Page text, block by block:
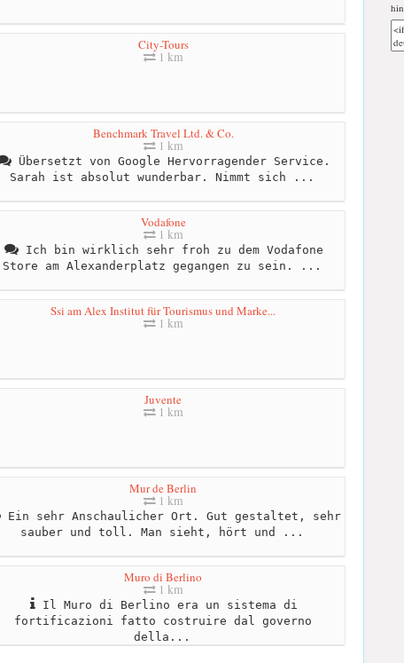
City-Tours
1 km
Benchmark Travel Ltd. & Co.
1 km
Übersetzt von Google Hervorragender Service.
Sarah ist absolut wunderbar. Nimmt sich ...
Vodafone
1 km
Ich bin wirklich sehr froh zu dem Vodafone
Store am Alexanderplatz gegangen zu sein. ...
Ssi am Alex Institut für Tourismus und Marke...
1 km
Juvente
1 km
Mur de Berlin
1 km
Ein sehr Anschaulicher Ort. Gut gestaltet, sehr
sauber und toll. Man sieht, hört und ...
Muro di Berlino
1 km
Il Muro di Berlino era un sistema di
fortificazioni fatto costruire dal governo
della...